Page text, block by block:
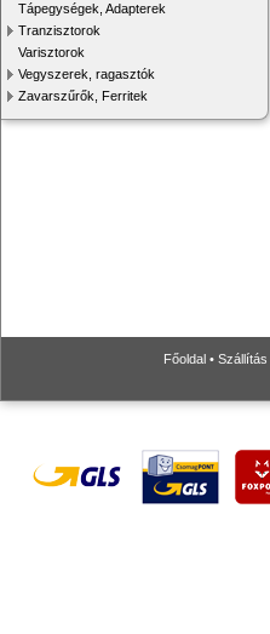
Tápegységek, Adapterek
Tranzisztorok
Varisztorok
Vegyszerek, ragasztók
Zavarszűrők, Ferritek
Főoldal • Szállítás